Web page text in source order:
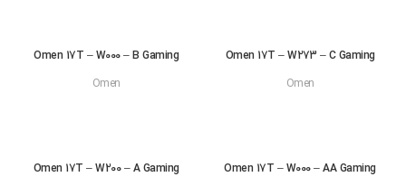
Omen 17T – W273 – C Gaming
Omen
Omen 17T – W000 – B Gaming
Omen
Omen 17T – W000 – AA Gaming
Omen 17T – W200 – A Gaming